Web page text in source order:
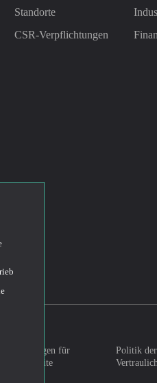
Standorte
CSR-Verpflichtungen
Bedingungen für
der Website
Politik der